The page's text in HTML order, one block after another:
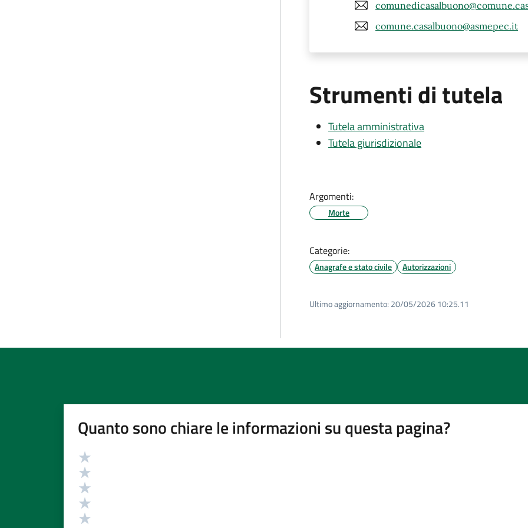
comune.casalbuono@asmepec.it
Strumenti di tutela
Tutela amministrativa
Tutela giurisdizionale
Argomenti:
Morte
Categorie:
Anagrafe e stato civile Autorizzazioni
Ultimo aggiornamento: 20/05/2026 10:25.11
Quanto sono chiare le informazioni su questa pagina?
Valutazione